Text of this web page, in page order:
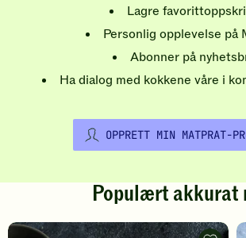
Lagre
Personlig opplevelse på
Abonner på
Ha dialog med kokkene våre i
OPPRETT MIN MATPRAT-
Populært akkurat